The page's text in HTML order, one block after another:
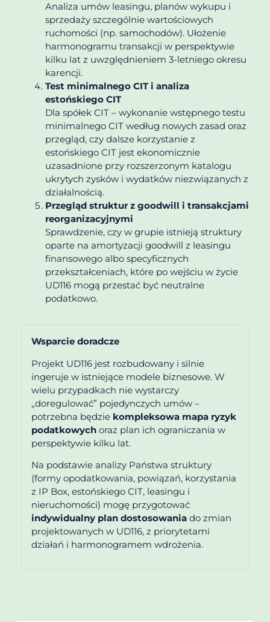
Analiza umów leasingu, planów wykupu i
sprzedaży szczególnie wartościowych
ruchomości (np. samochodów). Ułożenie
harmonogramu transakcji w perspektywie
kilku lat z uwzględnieniem 3-letniego okresu
karencji.
Test minimalnego CIT i analiza
estońskiego CIT
Dla spółek CIT – wykonanie wstępnego testu
minimalnego CIT według nowych zasad oraz
przegląd, czy dalsze korzystanie z
estońskiego CIT jest ekonomicznie
uzasadnione przy rozszerzonym katalogu
ukrytych zysków i wydatków niezwiązanych z
działalnością.
Przegląd struktur z goodwill i transakcjami
reorganizacyjnymi
Sprawdzenie, czy w grupie istnieją struktury
oparte na amortyzacji goodwill z leasingu
finansowego albo specyficznych
przekształceniach, które po wejściu w życie
UD116 mogą przestać być neutralne
podatkowo.
Wsparcie doradcze
Projekt UD116 jest rozbudowany i silnie
ingeruje w istniejące modele biznesowe. W
wielu przypadkach nie wystarczy
„doregulować” pojedynczych umów –
potrzebna będzie kompleksowa mapa ryzyk
podatkowych oraz plan ich ograniczania w
perspektywie kilku lat.
Na podstawie analizy Państwa struktury
(formy opodatkowania, powiązań, korzystania
z IP Box, estońskiego CIT, leasingu i
nieruchomości) mogę przygotować
indywidualny plan dostosowania do zmian
projektowanych w UD116, z priorytetami
działań i harmonogramem wdrożenia.